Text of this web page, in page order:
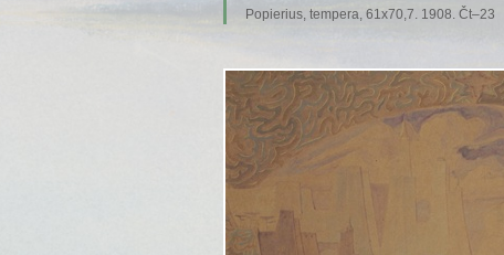
Popierius, tempera, 61x70,7. 1908. Čt–23